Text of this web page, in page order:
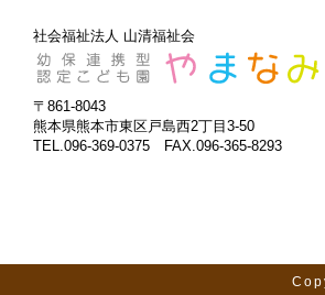
社会福祉法人 山清福祉会
〒861-8043
熊本県熊本市東区戸島西2丁目3-50
TEL.096-369-0375 FAX.096-365-8293